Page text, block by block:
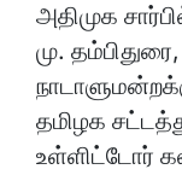
அதிமுக
மு.
தமிழக
உள்ளிட்டோர்